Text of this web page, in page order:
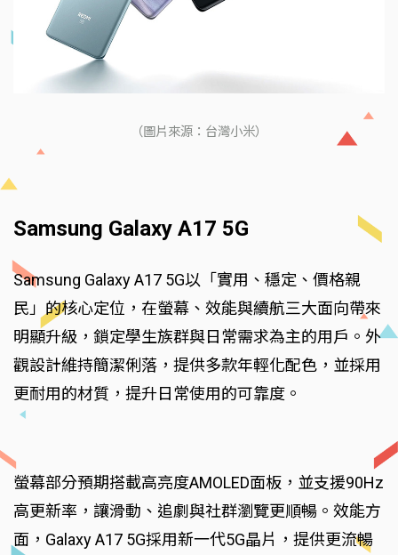
（圖片來源：台灣小米）
Samsung Galaxy A17 5G
Samsung Galaxy A17 5G以「實用、穩定、價格親
民」的核心定位，在螢幕、效能與續航三大面向帶來
明顯升級，鎖定學生族群與日常需求為主的用戶。外
觀設計維持簡潔俐落，提供多款年輕化配色，並採用
更耐用的材質，提升日常使用的可靠度。
螢幕部分預期搭載高亮度AMOLED面板，並支援90Hz
高更新率，讓滑動、追劇與社群瀏覽更順暢。效能方
面，Galaxy A17 5G採用新一代5G晶片，提供更流暢